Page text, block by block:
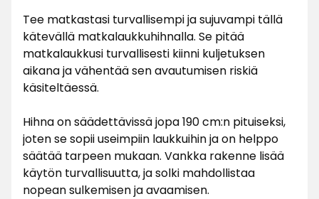
Tee matkastasi turvallisempi ja sujuvampi tällä
kätevällä matkalaukkuhihnalla. Se pitää
matkalaukkusi turvallisesti kiinni kuljetuksen
aikana ja vähentää sen avautumisen riskiä
käsiteltäessä.
Hihna on säädettävissä jopa 190 cm:n pituiseksi,
joten se sopii useimpiin laukkuihin ja on helppo
säätää tarpeen mukaan. Vankka rakenne lisää
käytön turvallisuutta, ja solki mahdollistaa
nopean sulkemisen ja avaamisen.